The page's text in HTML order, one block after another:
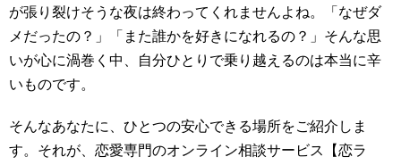
が張り裂けそうな夜は終わってくれませんよね。「なぜダ
メだったの？」「また誰かを好きになれるの？」そんな思
いが心に渦巻く中、自分ひとりで乗り越えるのは本当に辛
いものです。
そんなあなたに、ひとつの安心できる場所をご紹介しま
す。それが、恋愛専門のオンライン相談サービス【恋ラ